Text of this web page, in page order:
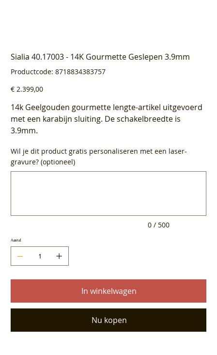
Sialia 40.17003 - 14K Gourmette Geslepen 3.9mm
Productcode: Productcode
8718834383757
8718834383757
Prijs
€ 2.399,00
14k Geelgouden gourmette lengte-artikel uitgevoerd
met een karabijn sluiting. De schakelbreedte is
3.9mm.
Wil je dit product gratis personaliseren met een laser-
gravure? (optioneel)
0 / 500
Aantal
In winkelwagen
Nu kopen